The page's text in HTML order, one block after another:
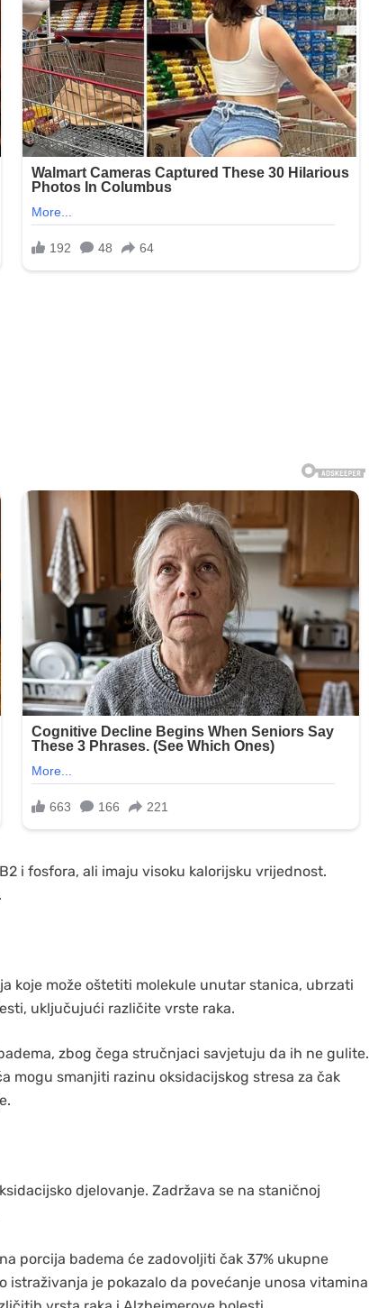
i fosfora, ali imaju visoku kalorijsku vrijednost.
koje može oštetiti molekule unutar stanica, ubrzati
uključujući različite vrste raka.
zbog čega stručnjaci savjetuju da ih ne gulite.
mogu smanjiti razinu oksidacijskog stresa za čak
djelovanje. Zadržava se na staničnoj
porcija badema će zadovoljiti čak 37% ukupne
je pokazalo da povećanje unosa vitamina